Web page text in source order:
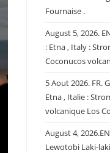
Fournaise .
August 5, 2026.
: Etna , Italy :
Coconucos
5 Aout 2026. FR.
Etna , Italie :
volcanique Los
August 4,
Lewotobi Laki-